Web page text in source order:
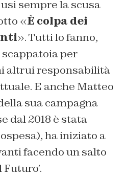
sempre la scusa
«È colpa dei
». Tutti lo fanno,
per
altrui responsabilità
E anche Matteo
sua campagna
dal 2018 è stata
ha iniziato a
facendo un salto